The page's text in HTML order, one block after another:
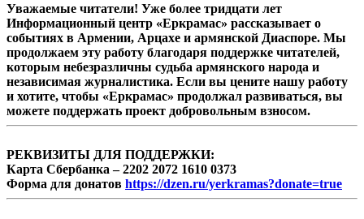
Уважаемые читатели! Уже более тридцати лет
Информационный центр «Еркрамас» рассказывает о
событиях в Армении, Арцахе и армянской Диаспоре. Мы
продолжаем эту работу благодаря поддержке читателей,
которым небезразличны судьба армянского народа и
независимая журналистика. Если вы цените нашу работу
и хотите, чтобы «Еркрамас» продолжал развиваться, вы
можете поддержать проект добровольным взносом.
РЕКВИЗИТЫ ДЛЯ ПОДДЕРЖКИ:
Карта Сбербанка – 2202 2072 1610 0373
Форма для донатов https://dzen.ru/yerkramas?donate=true